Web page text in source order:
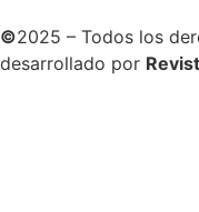
©2025 – Todos los
desarrollado por